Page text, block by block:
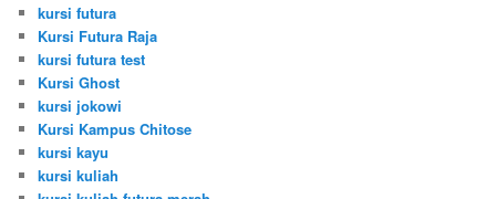
kursi futura
Kursi Futura Raja
kursi futura test
Kursi Ghost
kursi jokowi
Kursi Kampus Chitose
kursi kayu
kursi kuliah